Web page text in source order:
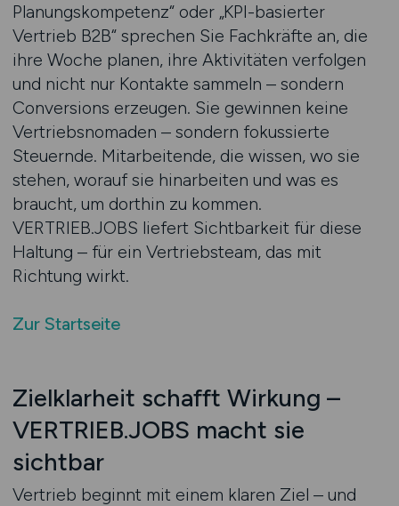
Planungskompetenz“ oder „KPI-basierter
Vertrieb B2B“ sprechen Sie Fachkräfte an, die
ihre Woche planen, ihre Aktivitäten verfolgen
und nicht nur Kontakte sammeln – sondern
Conversions erzeugen. Sie gewinnen keine
Vertriebsnomaden – sondern fokussierte
Steuernde. Mitarbeitende, die wissen, wo sie
stehen, worauf sie hinarbeiten und was es
braucht, um dorthin zu kommen.
VERTRIEB.JOBS liefert Sichtbarkeit für diese
Haltung – für ein Vertriebsteam, das mit
Richtung wirkt.
Zur Startseite
Zielklarheit schafft Wirkung –
VERTRIEB.JOBS macht sie
sichtbar
Vertrieb beginnt mit einem klaren Ziel – und